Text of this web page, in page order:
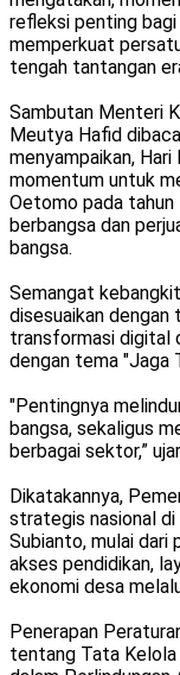
refleksi penting
memperkuat
tengah tantangan
Sambutan Menteri
Meutya Hafid
menyampaikan,
momentum untuk
Oetomo pada
berbangsa dan
bangsa.
Semangat
disesuaikan dengan
transformasi digital
dengan tema "Jaga
"Pentingnya
bangsa, sekaligus
berbagai sektor,”
Dikatakannya,
strategis nasional
Subianto, mulai dari
akses pendidikan,
ekonomi desa
Penerapan
tentang Tata